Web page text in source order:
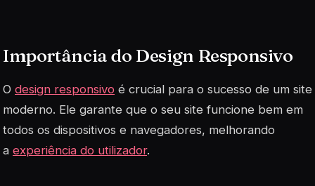
Importância do Design Responsivo
O design responsivo é crucial para o sucesso de um site
moderno. Ele garante que o seu site funcione bem em
todos os dispositivos e navegadores, melhorando
a experiência do utilizador.